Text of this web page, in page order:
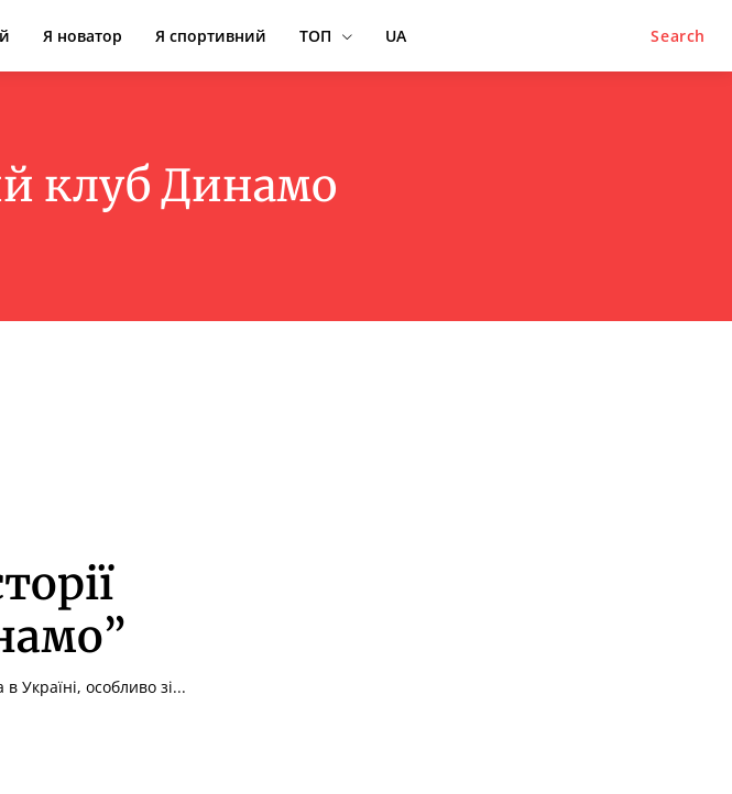
Я новатор Я спортивний ТОП UA Search
клуб Динамо
Україні, особливо зі...